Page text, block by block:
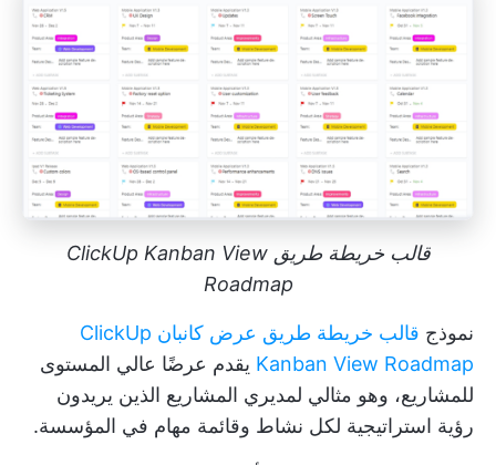
قالب خريطة طريق ClickUp Kanban View
Roadmap
نموذج
قالب خريطة طريق عرض كانبان ClickUp
Kanban View Roadmap يقدم عرضًا عالي المستوى
للمشاريع، وهو مثالي لمديري المشاريع الذين يريدون
رؤية استراتيجية لكل نشاط وقائمة مهام في المؤسسة.